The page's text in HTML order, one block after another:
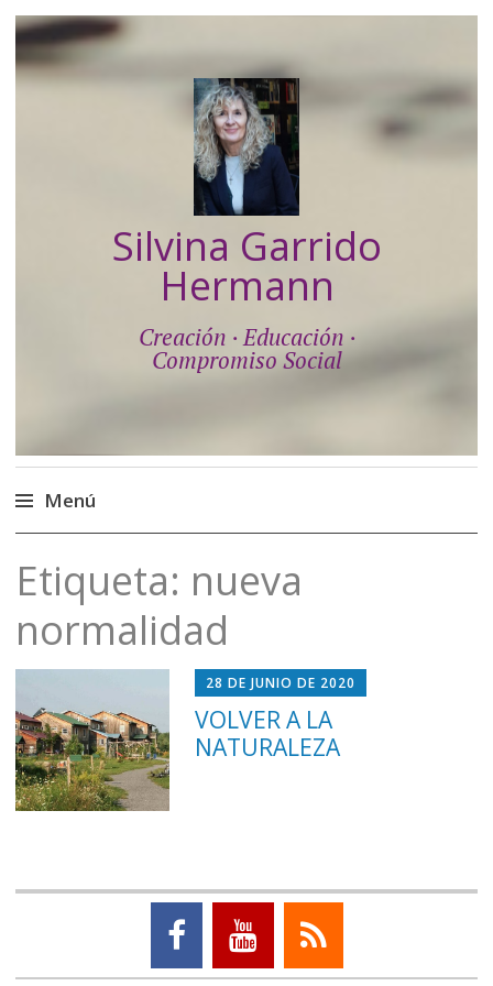
Silvina Garrido
Hermann
Creación · Educación ·
Compromiso Social
Menú
al
contenido
Etiqueta: nueva
normalidad
28 DE JUNIO DE 2020
VOLVER A LA
NATURALEZA